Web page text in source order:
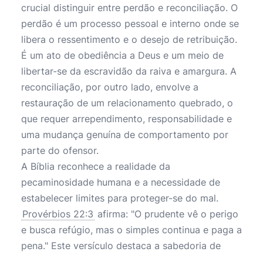
crucial distinguir entre perdão e reconciliação. O
perdão é um processo pessoal e interno onde se
libera o ressentimento e o desejo de retribuição.
É um ato de obediência a Deus e um meio de
libertar-se da escravidão da raiva e amargura. A
reconciliação, por outro lado, envolve a
restauração de um relacionamento quebrado, o
que requer arrependimento, responsabilidade e
uma mudança genuína de comportamento por
parte do ofensor.
A Bíblia reconhece a realidade da
pecaminosidade humana e a necessidade de
estabelecer limites para proteger-se do mal.
Provérbios 22:3 afirma: "O prudente vê o perigo
e busca refúgio, mas o simples continua e paga a
pena." Este versículo destaca a sabedoria de